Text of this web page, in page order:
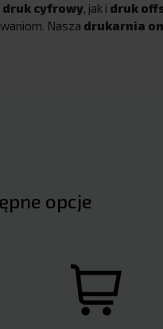
druk cyfrowy, jak i druk
Nasza drukarnia
opcje